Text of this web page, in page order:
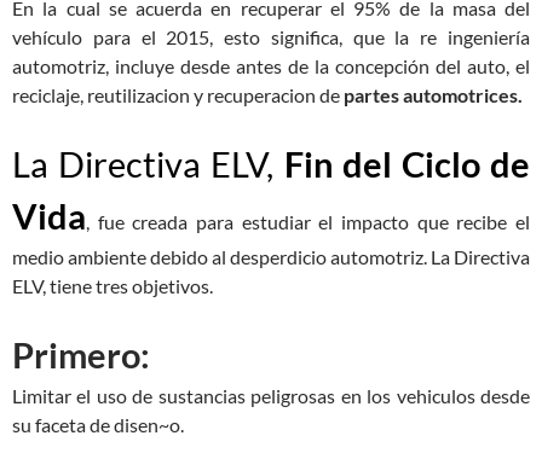
En la cual se acuerda en recuperar el 95% de la masa del
vehículo para el 2015, esto significa, que la re ingeniería
automotriz, incluye desde antes de la concepción del auto, el
reciclaje, reutilizacion y recuperacion de partes automotrices.
La Directiva ELV, Fin del Ciclo de
Vida, fue creada para estudiar el impacto que recibe el
medio ambiente debido al desperdicio automotriz. La Directiva
ELV, tiene tres objetivos.
Primero:
Limitar el uso de sustancias peligrosas en los vehiculos desde
su faceta de disen~o.